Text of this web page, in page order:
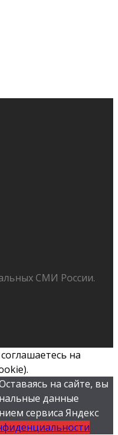
СМИ России.
на
на сайте, вы
данные
сервиса Яндекс